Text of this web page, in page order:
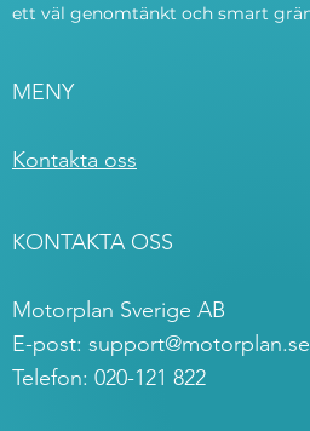
ett väl genomtänkt och smart
MENY
Kontakta oss
KONTAKTA OSS
Motorplan Sverige AB
E-post: support@motorplan.se
Telefon: 020-121 822